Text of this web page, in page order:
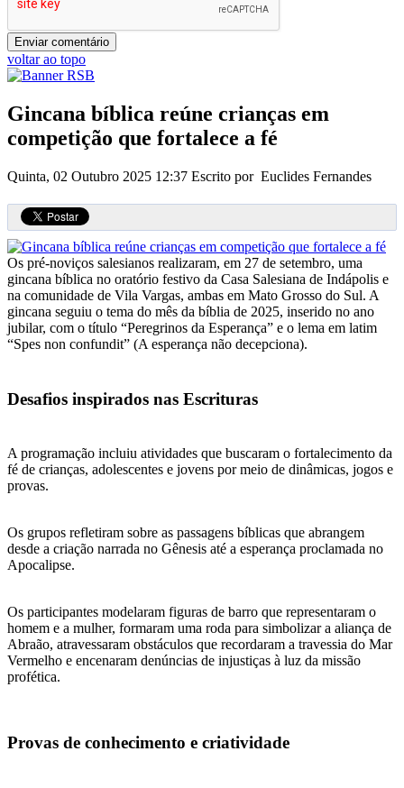
voltar ao topo
Gincana bíblica reúne crianças em
competição que fortalece a fé
Quinta, 02 Outubro 2025 12:37 Escrito por Euclides Fernandes
Os pré-noviços salesianos realizaram, em 27 de setembro, uma
gincana bíblica no oratório festivo da Casa Salesiana de Indápolis e
na comunidade de Vila Vargas, ambas em Mato Grosso do Sul. A
gincana seguiu o tema do mês da bíblia de 2025, inserido no ano
jubilar, com o título “Peregrinos da Esperança” e o lema em latim
“Spes non confundit” (A esperança não decepciona).
Desafios inspirados nas Escrituras
A programação incluiu atividades que buscaram o fortalecimento da
fé de crianças, adolescentes e jovens por meio de dinâmicas, jogos e
provas.
Os grupos refletiram sobre as passagens bíblicas que abrangem
desde a criação narrada no Gênesis até a esperança proclamada no
Apocalipse.
Os participantes modelaram figuras de barro que representaram o
homem e a mulher, formaram uma roda para simbolizar a aliança de
Abraão, atravessaram obstáculos que recordaram a travessia do Mar
Vermelho e encenaram denúncias de injustiças à luz da missão
profética.
Provas de conhecimento e criatividade